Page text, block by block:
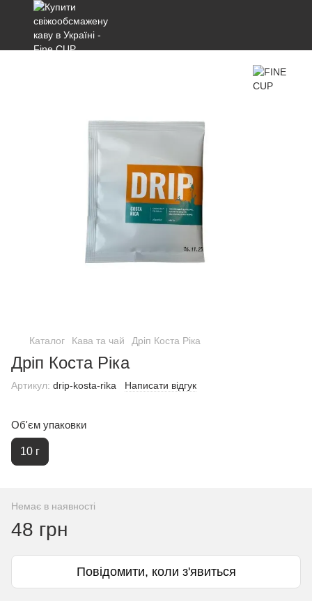
Каталог Кава та чай Дріп Коста Ріка
Дріп Коста Ріка
Артикул: drip-kosta-rika Написати відгук
Об'єм упаковки
10 г
Немає в наявності
48 грн
Повідомити, коли з'явиться